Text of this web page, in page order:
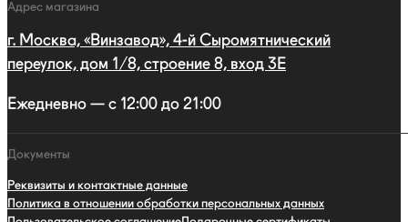
Адрес магазина
г. Москва, «Винзавод», 4-й Сыромятнический
переулок, дом 1/8, строение 8, вход 3E
Ежедневно — с 12:00 до 21:00
Документы
Реквизиты и контактные данные
Политика в отношении обработки персональных данных